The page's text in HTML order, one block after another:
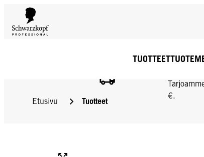
€.
TUOTTEET
Etusivu Tuotteet